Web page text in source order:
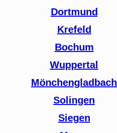
Dortmund
Krefeld
Bochum
Wuppertal
Mönchengladbach
Solingen
Siegen